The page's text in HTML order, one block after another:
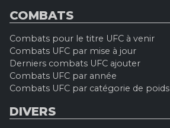
COMBATS
Combats pour le titre UFC à venir
Combats UFC par mise à jour
Derniers combats UFC ajouter
Combats UFC par année
Combats UFC par catégorie de poids
DIVERS